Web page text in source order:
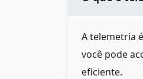
A telemetria
você pode
eficiente.